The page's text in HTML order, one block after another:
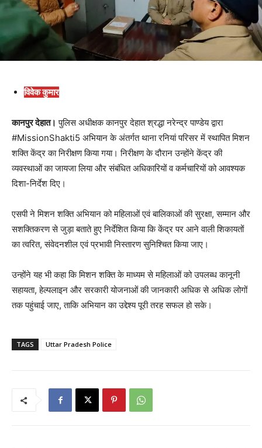
विवेक कुमार
कानपुर देहात। पुलिस अधीक्षक कानपुर देहात श्रद्धा नरेन्द्र पाण्डेय द्वारा
#MissionShakti5 अभियान के अंतर्गत थाना रनियां परिसर में स्थापित मिशन
शक्ति केंद्र का निरीक्षण किया गया। निरीक्षण के दौरान उन्होंने केंद्र की
व्यवस्थाओं का जायजा लिया और संबंधित अधिकारियों व कर्मचारियों को आवश्यक
दिशा-निर्देश दिए।
एसपी ने मिशन शक्ति अभियान को महिलाओं एवं बालिकाओं की सुरक्षा, सम्मान और
सशक्तिकरण से जुड़ा बताते हुए निर्देशित किया कि केंद्र पर आने वाली शिकायतों
का त्वरित, संवेदनशील एवं प्रभावी निस्तारण सुनिश्चित किया जाए।
उन्होंने यह भी कहा कि मिशन शक्ति के माध्यम से महिलाओं को उपलब्ध कानूनी
सहायता, हेल्पलाइन और सरकारी योजनाओं की जानकारी अधिक से अधिक लोगों
तक पहुंचाई जाए, ताकि अभियान का उद्देश्य पूरी तरह सफल हो सके।
TAGS Uttar Pradesh Police